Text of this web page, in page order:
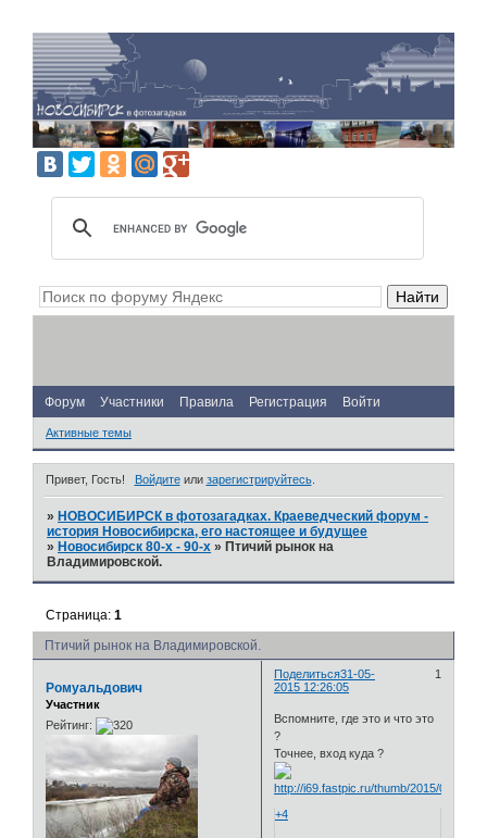
Форум Участники Правила Регистрация Войти
Активные темы
Привет, Гость! Войдитеили зарегистрируйтесь.
» НОВОСИБИРСК в фотозагадках. Краеведческий форум -
история Новосибирска, его настоящее и будущее
» Новосибирск 80-х - 90-х » Птичий рынок на
Владимировской.
Птичий рынок на Владимировской.
Страница:1
Поделиться 1
31-05-
2015 12:26:05
Ромуальдович
Участник
Рейтинг:
Вспомните, где это и что это
?
Точнее, вход куда ?
+4